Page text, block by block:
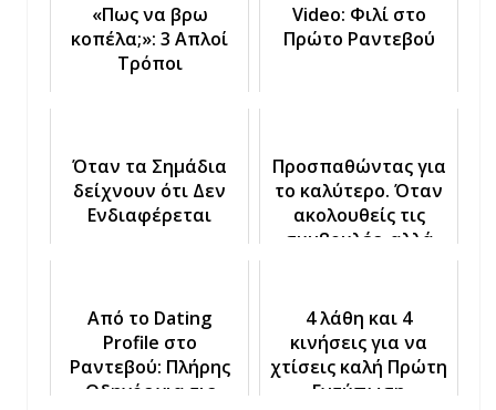
«Πως να βρω
κοπέλα;»: 3 Απλοί
Τρόποι
Video: Φιλί στο
Πρώτο Ραντεβού
Όταν τα Σημάδια
δείχνουν ότι Δεν
Ενδιαφέρεται
Προσπαθώντας για
το καλύτερο. Όταν
ακολουθείς τις
συμβουλές, αλλά
Από το Dating
Profile στο
Ραντεβού: Πλήρης
Οδηγός για τις
4 λάθη και 4
κινήσεις για να
χτίσεις καλή Πρώτη
Εντύπωση